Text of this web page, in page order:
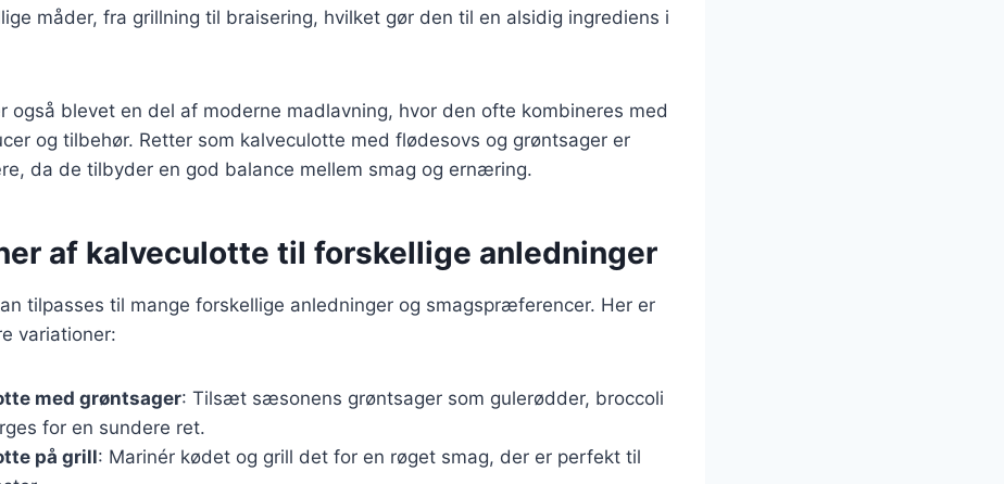
måder, fra grillning til braisering, hvilket gør den til en alsidig ingrediens i
også blevet en del af moderne madlavning, hvor den ofte kombineres med
og tilbehør. Retter som kalveculotte med flødesovs og grøntsager er
da de tilbyder en god balance mellem smag og ernæring.
af kalveculotte til forskellige anledninger
tilpasses til mange forskellige anledninger og smagspræferencer. Her er
variationer:
med grøntsager: Tilsæt sæsonens grøntsager som gulerødder, broccoli
for en sundere ret.
på grill: Marinér kødet og grill det for en røget smag, der er perfekt til